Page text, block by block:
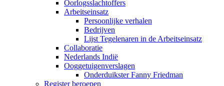
Oorlogsslachtoffers
Arbeitseinsatz
Persoonlijke verhalen
Bedrijven
Lijst Tegelenaren in de Arbeitseinsatz
Collaboratie
Nederlands Indië
Ooggetuigenverslagen
Onderduikster Fanny Friedman
Register beroepen